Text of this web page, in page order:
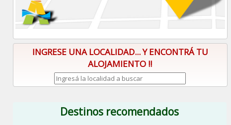
INGRESE UNA LOCALIDAD... Y ENCONTRÁ TU
ALOJAMIENTO !!
Destinos recomendados